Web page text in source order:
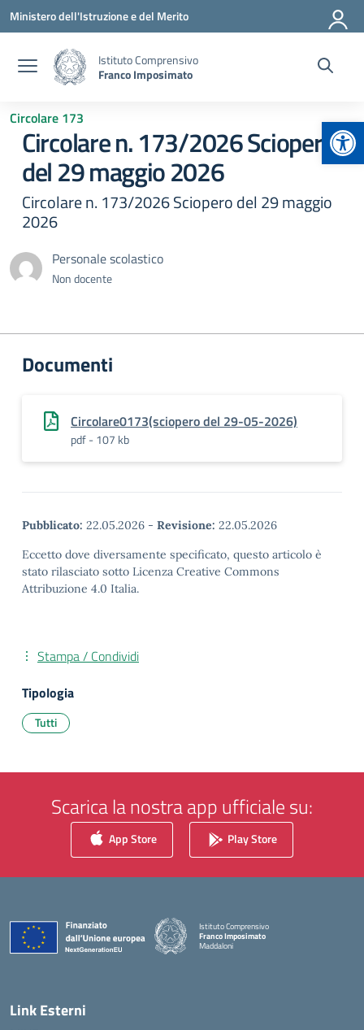
Vai ai contenuti
Vai al menu di navigazione
Vai al footer
Ministero dell'Istruzione e del Merito
Istituto Comprensivo
Franco Imposimato
Circolare 173
Circolare n. 173/2026 Sciopero
del 29 maggio 2026
Circolare n. 173/2026 Sciopero del 29 maggio
2026
Personale scolastico
Non docente
Documenti
Circolare0173(sciopero del 29-05-2026)
pdf - 107 kb
Pubblicato: 22.05.2026 - Revisione: 22.05.2026
Eccetto dove diversamente specificato, questo articolo è
stato rilasciato sotto Licenza Creative Commons
Attribuzione 4.0 Italia.
Stampa / Condividi
Tipologia
Tutti
Scarica la nostra app ufficiale su:
App Store Play Store
Istituto Comprensivo
Franco Imposimato
Maddaloni
Link Esterni